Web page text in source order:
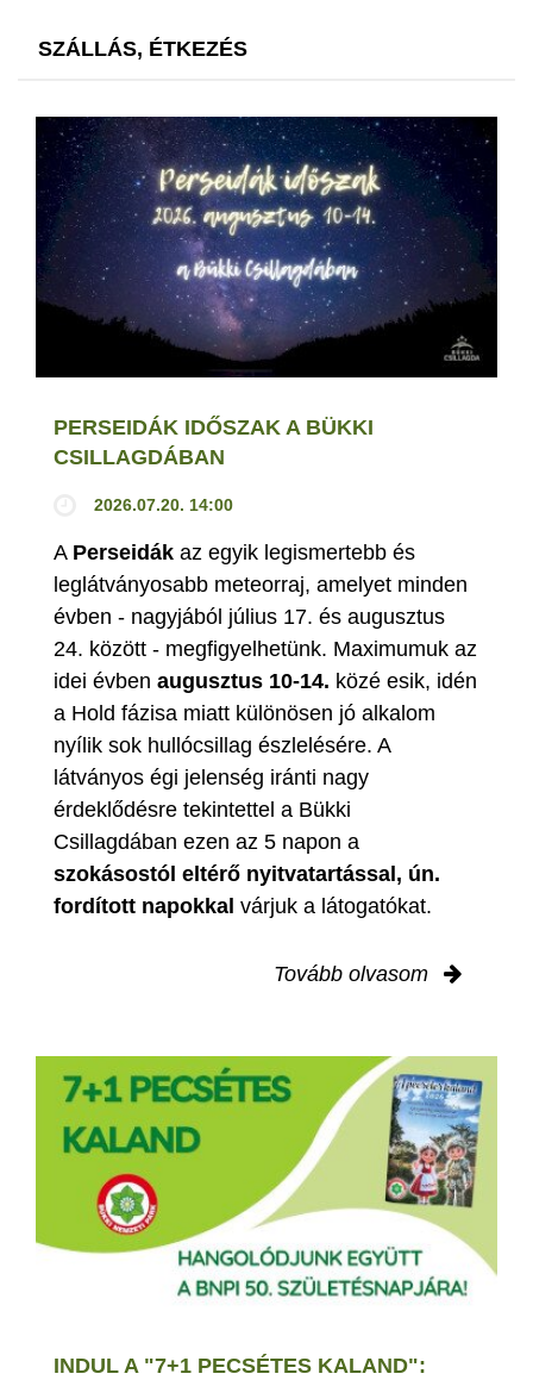
SZÁLLÁS, ÉTKEZÉS
PERSEIDÁK IDŐSZAK A BÜKKI
CSILLAGDÁBAN
2026.07.20. 14:00
A Perseidák az egyik legismertebb és
leglátványosabb meteorraj, amelyet minden
évben - nagyjából július 17. és augusztus
24. között - megfigyelhetünk. Maximumuk az
idei évben augusztus 10-14. közé esik, idén
a Hold fázisa miatt különösen jó alkalom
nyílik sok hullócsillag észlelésére. A
látványos égi jelenség iránti nagy
érdeklődésre tekintettel a Bükki
Csillagdában ezen az 5 napon a
szokásostól eltérő nyitvatartással, ún.
fordított napokkal várjuk a látogatókat.
Tovább olvasom
INDUL A "7+1 PECSÉTES KALAND":